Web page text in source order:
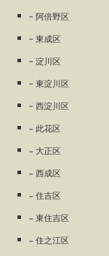
阿倍野区
東成区
淀川区
東淀川区
西淀川区
此花区
大正区
西成区
住吉区
東住吉区
住之江区